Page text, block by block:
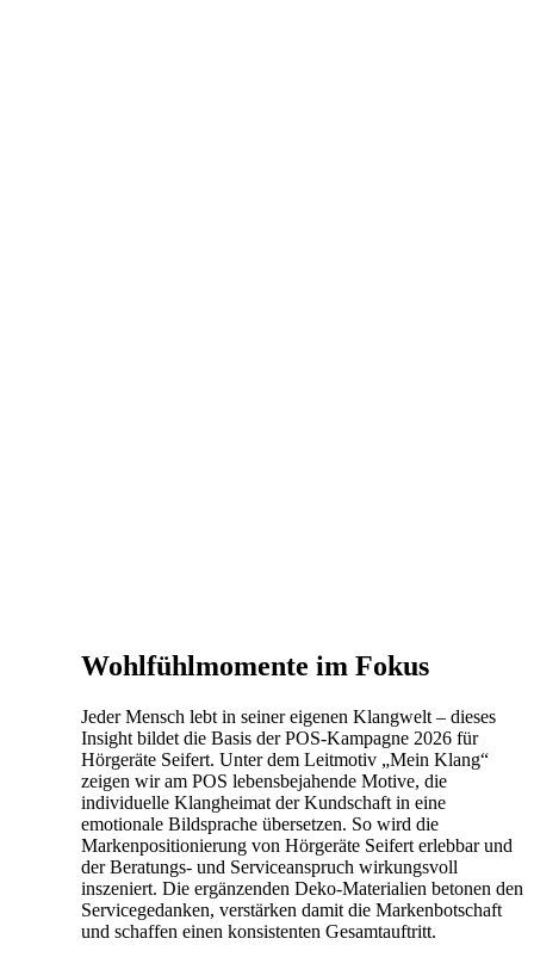
Wohlfühlmomente im Fokus
Jeder Mensch lebt in seiner eigenen Klangwelt – dieses
Insight bildet die Basis der POS-Kampagne 2026 für
Hörgeräte Seifert. Unter dem Leitmotiv „Mein Klang“
zeigen wir am POS lebensbejahende Motive, die
individuelle Klangheimat der Kundschaft in eine
emotionale Bildsprache übersetzen. So wird die
Markenpositionierung von Hörgeräte Seifert erlebbar und
der Beratungs- und Serviceanspruch wirkungsvoll
inszeniert. Die ergänzenden Deko-Materialien betonen den
Servicegedanken, verstärken damit die Markenbotschaft
und schaffen einen konsistenten Gesamtauftritt.